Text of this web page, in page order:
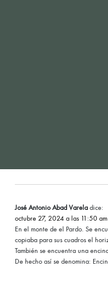
José Antonio Abad Varela dice:
octubre 27, 2024 a las 11:50 am
En el monte de el Pardo. Se
copiaba para sus cuadros el
También se encuentra una
De hecho así se denomina: